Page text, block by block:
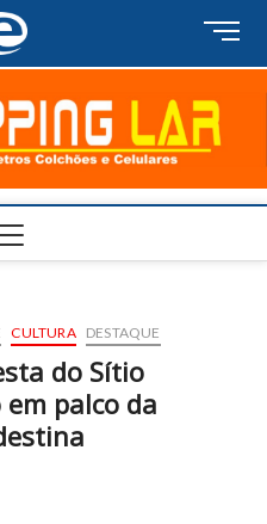
M
u
B
t
t
n
CULTURA DESTAQUE
do Sítio
palco da